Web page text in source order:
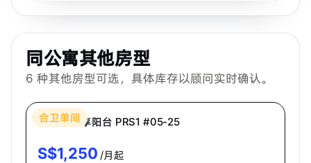
同公寓其他房型
6 种其他房型可选，具体库存以顾问实时确认。
合卫单间
Bespoke Habitat 共居
高级房·共享阳台 PRS1 #05-25
S$1,250 /月起